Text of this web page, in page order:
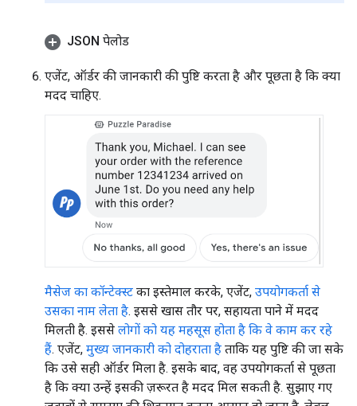
JSON पेलोड
एजेंट, ऑर्डर की जानकारी की पुष्टि करता है और पूछता है कि क्या
मदद चाहिए.
मैसेज का कॉन्टेक्स्ट का इस्तेमाल करके, एजेंट, उपयोगकर्ता से
उसका नाम लेता है. इससे खास तौर पर, सहायता पाने में मदद
मिलती है. इससे लोगों को यह महसूस होता है कि वे काम कर रहे
हैं. एजेंट, मुख्य जानकारी को दोहराता है ताकि यह पुष्टि की जा सके
कि उसे सही ऑर्डर मिला है. इसके बाद, वह उपयोगकर्ता से पूछता
है कि क्या उन्हें इसकी ज़रूरत है मदद मिल सकती है. सुझाए गए